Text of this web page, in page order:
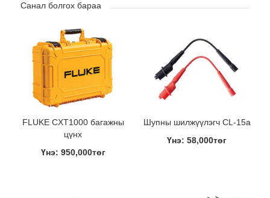
Санал болгох бараа
FLUKE CXT1000 багажны
цүнх
Үнэ: 950,000төг
Шупны шилжүүлэгч CL-15a
Үнэ: 58,000төг